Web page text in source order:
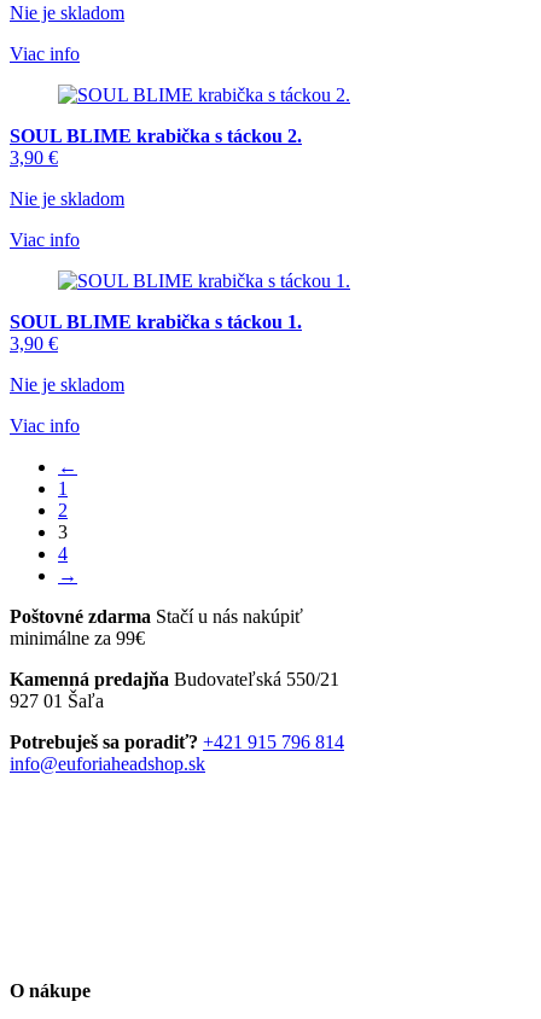
Nie je skladom
Viac info
SOUL BLIME krabička s táckou 2.
3,90 €
Nie je skladom
Viac info
SOUL BLIME krabička s táckou 1.
3,90 €
Nie je skladom
Viac info
←
1
2
3
4
→
Poštovné zdarma Stačí u nás nakúpiť
minimálne za 99€
Kamenná predajňa Budovateľská 550/21
927 01 Šaľa
Potrebuješ sa poradiť? +421 915 796 814
info@euforiaheadshop.sk
O nákupe